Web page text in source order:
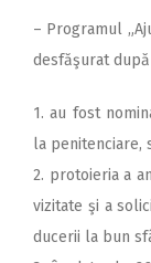
– Programul
desfăşurat
1. au fost
la penitenciare,
2. protoieria a
vizitate şi a
ducerii la bun